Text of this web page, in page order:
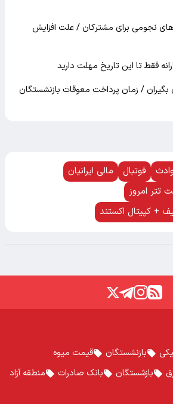
نجومی برای مشترکان / علت افزایش
فقط تا این تاریخ مهلت دارید
/ زمان پرداخت معوقات بازنشستگان
فوتبال
مالی ایرانیان
تتر امروز
+ کپیتال اکستند
بازنشستگان
قیمت میوه
بازشستگان بانک صادرات
منطقه آزاد